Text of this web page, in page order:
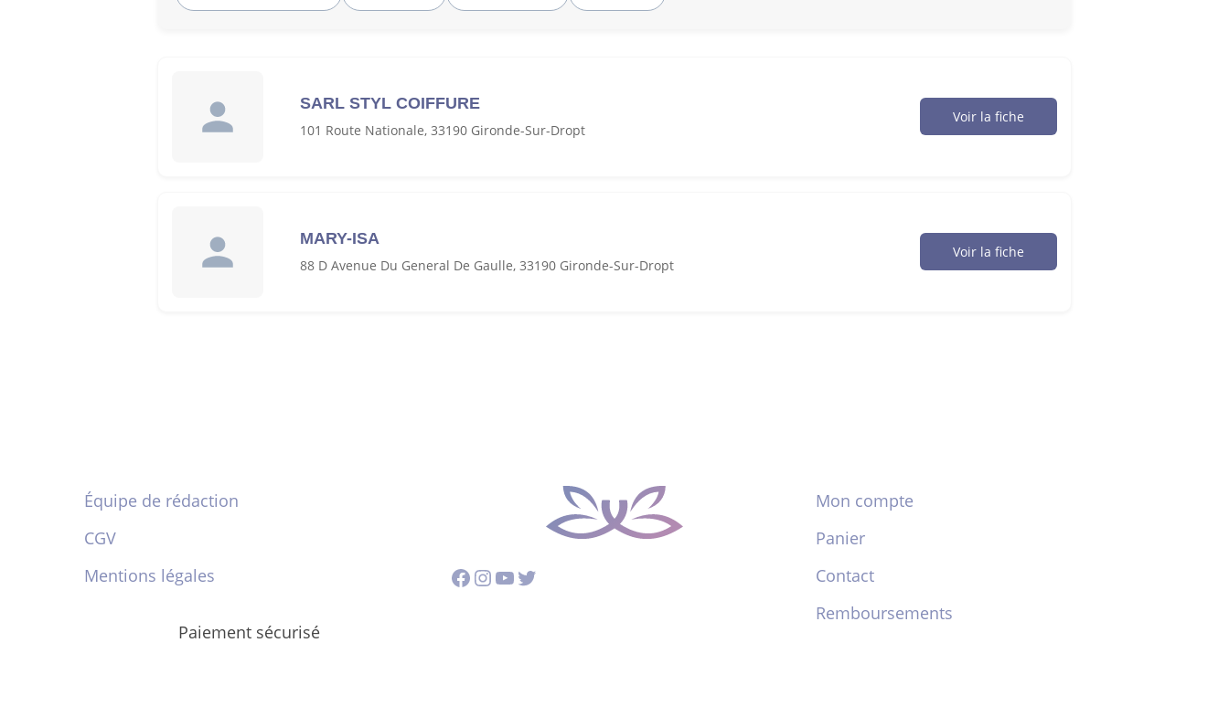
SARL STYL COIFFURE
101 Route Nationale, 33190 Gironde-Sur-Dropt
Voir la fiche
MARY-ISA
88 D Avenue Du General De Gaulle, 33190 Gironde-Sur-Dropt
Voir la fiche
Équipe de rédaction
CGV
Mentions légales
Paiement sécurisé
Facebook
Instagram
YouTube
Twitter
Mon compte
Panier
Contact
Remboursements